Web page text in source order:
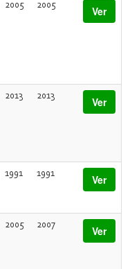
2005 2005 Ver
2013 2013 Ver
1991 1991 Ver
2005 2007 Ver